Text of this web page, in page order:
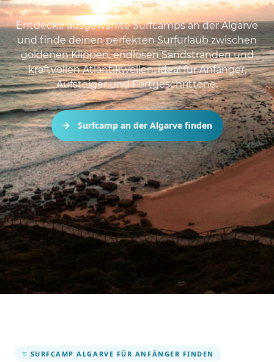
Entdecke ausgewählte Surfcamps an der Algarve
und finde deinen perfekten Surfurlaub zwischen
goldenen Klippen, endlosen Sandstränden und
kraftvollen Atlantikwellen, ideal für Anfänger,
Aufsteiger und Fortgeschrittene.
Surfcamp an der Algarve finden
SURFCAMP ALGARVE FÜR ANFÄNGER FINDEN